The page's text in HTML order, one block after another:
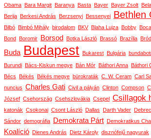
Obama Bara Margit Baranya Basta Bayer Bayer Zsolt
Berija Berkesi András Berzsenyi Bessenyei Bethlen
Bilbó Bimbó Mihály birodalom BKV Blaha Lujza Bobby
Bond Boromir Borsod Botka László Brassó Brazília
Buda Budapest Bukarest Bulgária
Burundi Bács-Kiskun megye Bán Mór Báthori Anna Báthori
Bécs Békés Békés megye bürokraták C. W. Ceram Carl
nuncius Charles Gati Civil a pályán Clinton Compson
József Csehország Csehszlovákia Csepel Csillagok
katonák Csokonai Csont László Dallas Darth Vader
Sándor demográfia Demokrata Párt Demokratikus
Koalíció Dienes András Dietz Károly disznófejű nagyurak